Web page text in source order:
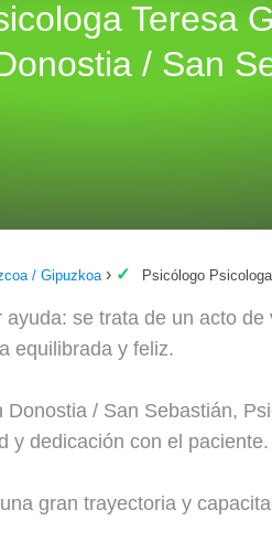
Teresa
/ San
/ Gipuzkoa Psicólogo
se trata de un acto
equilibrada y feliz.
/ San Sebastián,
y dedicación con el paciente.
gran trayectoria y